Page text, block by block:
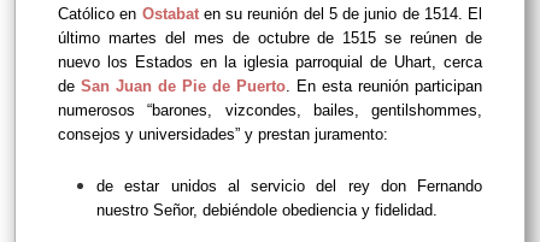
Católico en Ostabaten su reunión del 5 de junio de 1514. El
último martes del mes de octubre de 1515 se reúnen de
nuevo los Estados en la iglesia parroquial de Uhart, cerca
de San Juan de Pie de Puerto. En esta reunión participan
numerosos “barones, vizcondes, bailes, gentilshommes,
consejos y universidades” y prestan juramento:
de estar unidos al servicio del rey don Fernando
nuestro Señor, debiéndole obediencia y fidelidad.